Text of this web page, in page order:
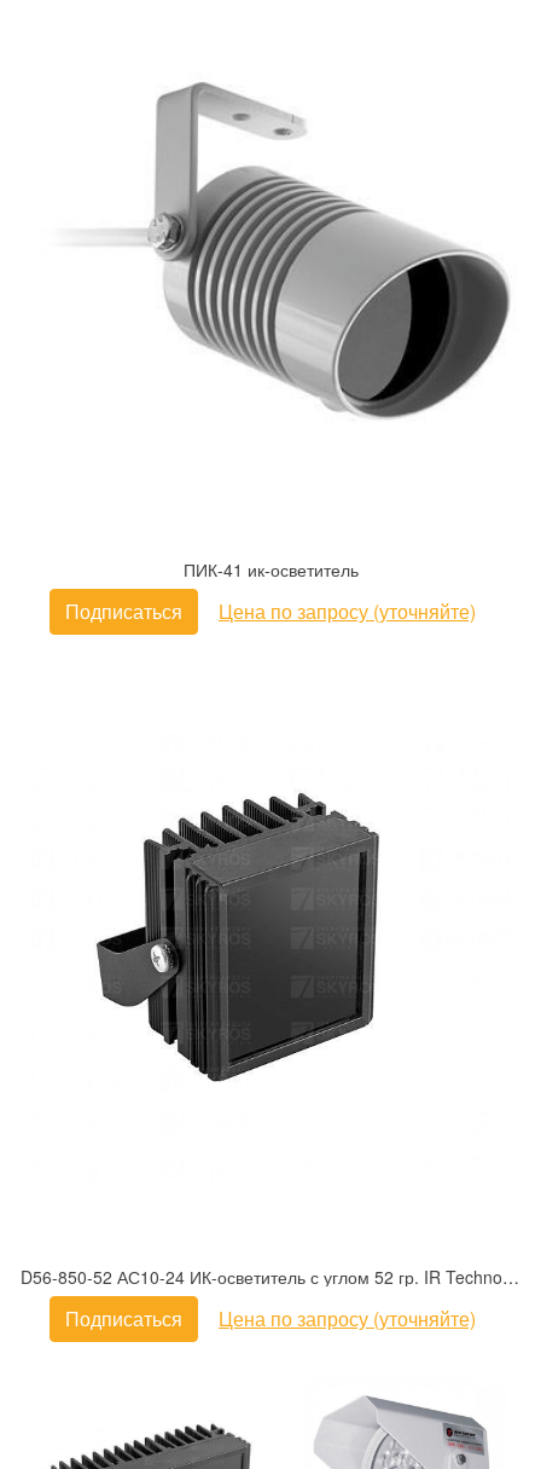
ПИК-41 ик-осветитель
Подписаться Цена по запросу (уточняйте)
D56-850-52 АС10-24 ИК-осветитель с углом 52 гр. IR Technologies
Подписаться Цена по запросу (уточняйте)